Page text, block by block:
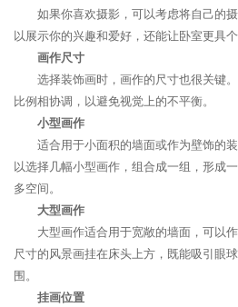
如果你喜欢摄影，可以考虑将自己的
以展示你的兴趣和爱好，还能让卧室更具
画作尺寸
选择装饰画时，画作的尺寸也很关键
比例相协调，以避免视觉上的不平衡。
小型画作
适合用于小面积的墙面或作为壁饰的
以选择几幅小型画作，组合成一组，形成
多空间。
大型画作
大型画作适合用于宽敞的墙面，可以
尺寸的风景画挂在床头上方，既能吸引眼
围。
挂画位置